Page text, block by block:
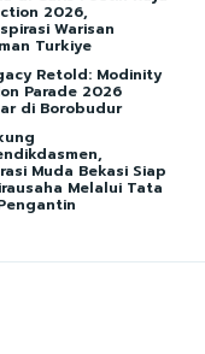
2026,
Warisan
Turkiye
Retold: Modinity
Parade 2026
di Borobudur
Muda Bekasi Siap
Melalui Tata